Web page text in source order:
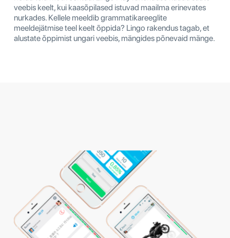
veebis keelt, kui kaasõpilased istuvad maailma erinevates
nurkades. Kellele meeldib grammatikareeglite
meeldejätmise teel keelt õppida? Lingo rakendus tagab, et
alustate õppimist ungari veebis, mängides põnevaid mänge.